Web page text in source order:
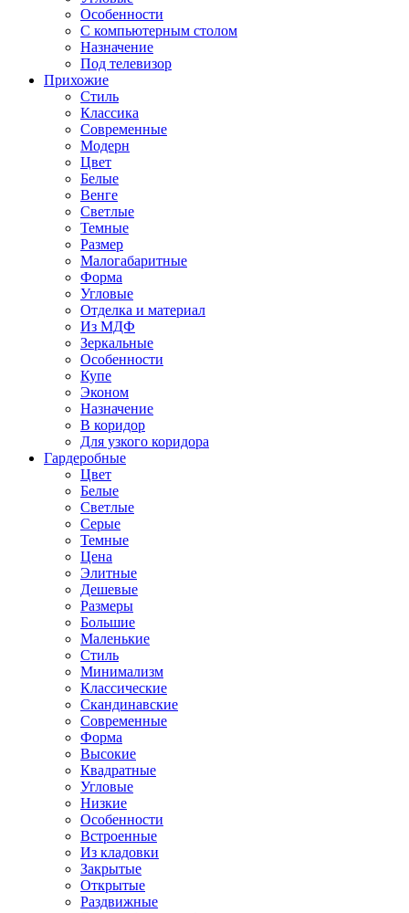
Особенности
С компьютерным столом
Назначение
Под телевизор
Прихожие
Стиль
Классика
Современные
Модерн
Цвет
Белые
Венге
Светлые
Темные
Размер
Малогабаритные
Форма
Угловые
Отделка и материал
Из МДФ
Зеркальные
Особенности
Купе
Эконом
Назначение
В коридор
Для узкого коридора
Гардеробные
Цвет
Белые
Светлые
Серые
Темные
Цена
Элитные
Дешевые
Размеры
Большие
Маленькие
Стиль
Минимализм
Классические
Скандинавские
Современные
Форма
Высокие
Квадратные
Угловые
Низкие
Особенности
Встроенные
Из кладовки
Закрытые
Открытые
Раздвижные